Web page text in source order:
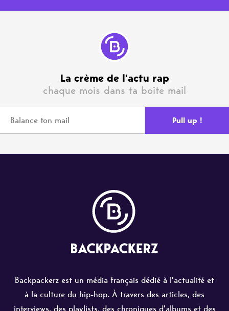
La crème de l'actu rap
chaque mois dans ta boite mail
Backpackerz est un média français dédié à l'actualité et
à la culture du hip-hop. À travers des articles, des
interviews, des playlists, des chroniques d'albums et des